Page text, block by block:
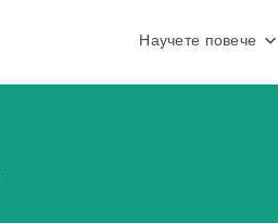
Научете повече